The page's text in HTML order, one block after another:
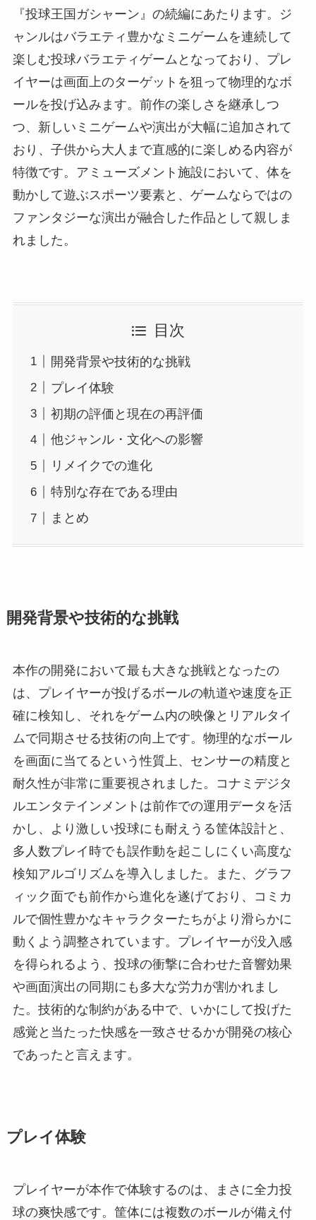
『投球王国ガシャーン』の続編にあたります。ジ
ャンルはバラエティ豊かなミニゲームを連続して
楽しむ投球バラエティゲームとなっており、プレ
イヤーは画面上のターゲットを狙って物理的なボ
ールを投げ込みます。前作の楽しさを継承しつ
つ、新しいミニゲームや演出が大幅に追加されて
おり、子供から大人まで直感的に楽しめる内容が
特徴です。アミューズメント施設において、体を
動かして遊ぶスポーツ要素と、ゲームならではの
ファンタジーな演出が融合した作品として親しま
れました。
目次
開発背景や技術的な挑戦
プレイ体験
初期の評価と現在の再評価
他ジャンル・文化への影響
リメイクでの進化
特別な存在である理由
まとめ
開発背景や技術的な挑戦
本作の開発において最も大きな挑戦となったの
は、プレイヤーが投げるボールの軌道や速度を正
確に検知し、それをゲーム内の映像とリアルタイ
ムで同期させる技術の向上です。物理的なボール
を画面に当てるという性質上、センサーの精度と
耐久性が非常に重要視されました。コナミデジタ
ルエンタテインメントは前作での運用データを活
かし、より激しい投球にも耐えうる筐体設計と、
多人数プレイ時でも誤作動を起こしにくい高度な
検知アルゴリズムを導入しました。また、グラフ
ィック面でも前作から進化を遂げており、コミカ
ルで個性豊かなキャラクターたちがより滑らかに
動くよう調整されています。プレイヤーが没入感
を得られるよう、投球の衝撃に合わせた音響効果
や画面演出の同期にも多大な労力が割かれまし
た。技術的な制約がある中で、いかにして投げた
感覚と当たった快感を一致させるかが開発の核心
であったと言えます。
プレイ体験
プレイヤーが本作で体験するのは、まさに全力投
球の爽快感です。筐体には複数のボールが備え付